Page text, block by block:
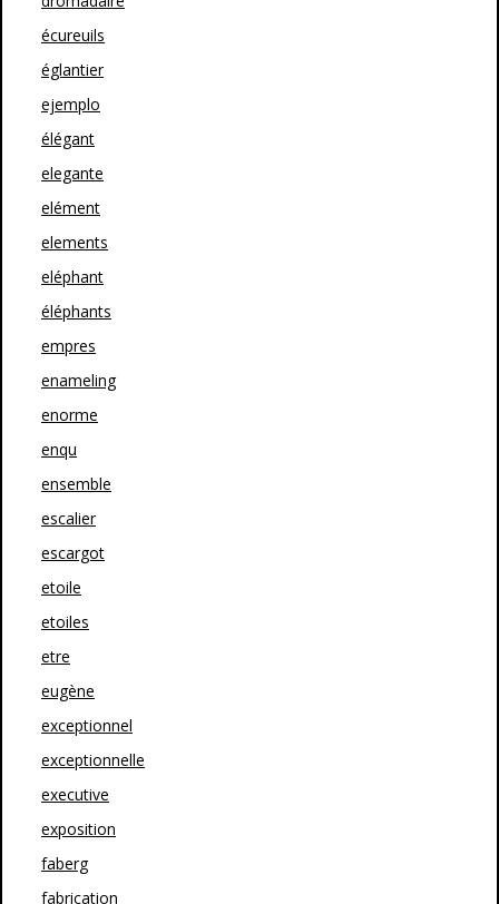
écureuils
églantier
ejemplo
élégant
elegante
elément
elements
eléphant
éléphants
empres
enameling
enorme
enqu
ensemble
escalier
escargot
etoile
etoiles
etre
eugène
exceptionnel
exceptionnelle
executive
exposition
faberg
fabrication